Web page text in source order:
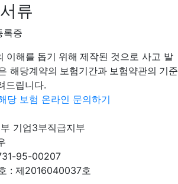
류
록증
이해를 돕기 위해 제작된 것 으로 사고 발
해당계약의 보험기간과 보험약관의 기준
드립니다.
당 보험 온라인 문의하기
기업3부직급지부
95-00207
: 제2016040037호